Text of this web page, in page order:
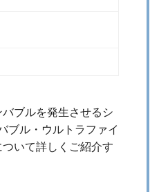
ブルを発生させるシ
ブル・ウルトラファイ
いて詳しくご紹介す